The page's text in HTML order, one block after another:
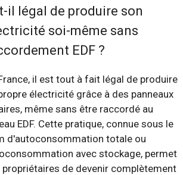
il légal de produire son
soi-même sans
EDF ?
il est tout à fait légal de produire
électricité grâce à des panneaux
même sans être raccordé au
EDF. Cette pratique, connue sous le
d'autoconsommation totale ou
avec stockage, permet
propriétaires de devenir complètement